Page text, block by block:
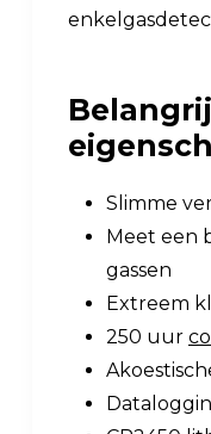
Slimme
Meet een
gassen
Extreem
250 uur